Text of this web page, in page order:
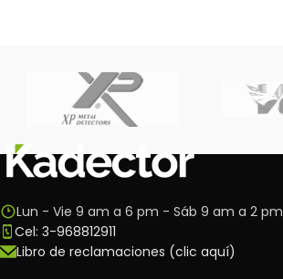
Lun - Vie 9 am a 6 pm - Sáb 9 am a 2 pm
Cel: 3-968812911
Libro de reclamaciones (clic aquí)